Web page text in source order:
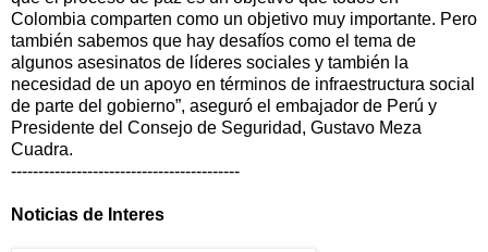
Colombia comparten como un objetivo muy importante. Pero
también sabemos que hay desafíos como el tema de
algunos asesinatos de líderes sociales y también la
necesidad de un apoyo en términos de infraestructura social
de parte del gobierno”, aseguró el embajador de Perú y
Presidente del Consejo de Seguridad, Gustavo Meza
Cuadra.
------------------------------------------
Noticias de Interes